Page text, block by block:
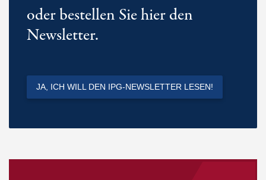
oder bestellen Sie hier den
Newsletter.
JA, ICH WILL DEN IPG-NEWSLETTER LESEN!